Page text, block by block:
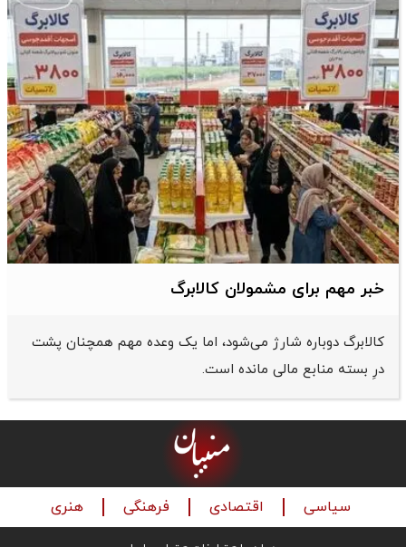
خبر مهم برای مشمولان کالابرگ
کالابرگ دوباره شارژ می‌شود، اما یک وعده مهم همچنان پشت
درِ بسته منابع مالی مانده است.
سیاسی اقتصادی فرهنگی هنری